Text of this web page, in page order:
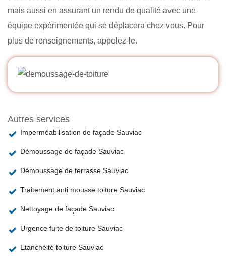
mais aussi en assurant un rendu de qualité avec une
équipe expérimentée qui se déplacera chez vous. Pour
plus de renseignements, appelez-le.
Autres services
Imperméabilisation de façade Sauviac
Démoussage de façade Sauviac
Démoussage de terrasse Sauviac
Traitement anti mousse toiture Sauviac
Nettoyage de façade Sauviac
Urgence fuite de toiture Sauviac
Etanchéité toiture Sauviac